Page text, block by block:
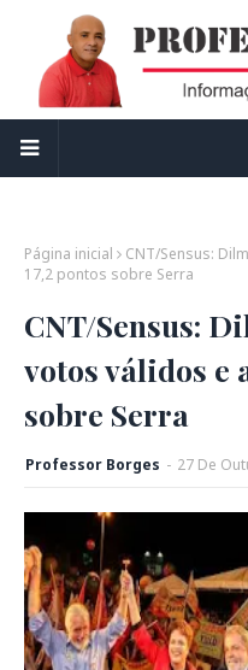
Página inicial
CNT/Sensus:
17,2 pontos sobre Serra
CNT/Sensus:
votos válidos e
sobre Serra
Professor Borges - 27 De